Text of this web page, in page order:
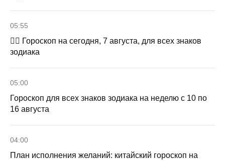
05:55
🧙‍♀ Гороскоп на сегодня, 7 августа, для всех знаков
зодиака
05:00
Гороскоп для всех знаков зодиака на неделю с 10 по
16 августа
04:00
План исполнения желаний: китайский гороскоп на